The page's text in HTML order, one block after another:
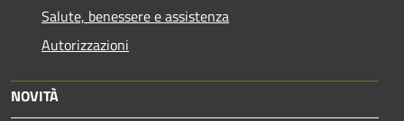
Salute, benessere e assistenza
Autorizzazioni
NOVITÀ